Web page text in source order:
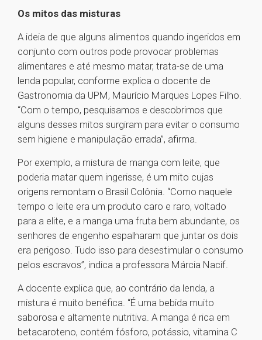
Os mitos das misturas
A ideia de que alguns alimentos quando ingeridos em
conjunto com outros pode provocar problemas
alimentares e até mesmo matar, trata-se de uma
lenda popular, conforme explica o docente de
Gastronomia da UPM, Maurício Marques Lopes Filho.
“Com o tempo, pesquisamos e descobrimos que
alguns desses mitos surgiram para evitar o consumo
sem higiene e manipulação errada”, afirma.
Por exemplo, a mistura de manga com leite, que
poderia matar quem ingerisse, é um mito cujas
origens remontam o Brasil Colônia. “Como naquele
tempo o leite era um produto caro e raro, voltado
para a elite, e a manga uma fruta bem abundante, os
senhores de engenho espalharam que juntar os dois
era perigoso. Tudo isso para desestimular o consumo
pelos escravos”, indica a professora Márcia Nacif.
A docente explica que, ao contrário da lenda, a
mistura é muito benéfica. “É uma bebida muito
saborosa e altamente nutritiva. A manga é rica em
betacaroteno, contém fósforo, potássio, vitamina C